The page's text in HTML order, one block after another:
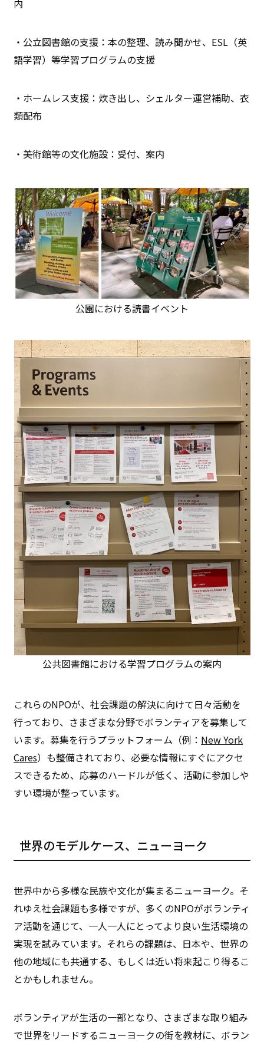
内
・公立図書館の支援：本の整理、読み聞かせ、ESL（英
語学習）等学習プログラムの支援
・ホームレス支援：炊き出し、シェルター運営補助、衣
類配布
・美術館等の文化施設：受付、案内
公園における読書イベント
公共図書館における学習プログラムの案内
これらのNPOが、社会課題の解決に向けて日々活動を
行っており、さまざまな分野でボランティアを募集して
います。募集を行うプラットフォーム（例： New York
Cares）も整備されており、必要な情報にすぐにアクセ
スできるため、応募のハードルが低く、活動に参加しや
すい環境が整っています。
世界のモデルケース、ニューヨーク
世界中から多様な民族や文化が集まるニューヨーク。そ
れゆえ社会課題も多様ですが、多くのNPOがボランティ
ア活動を通じて、一人一人にとってより良い生活環境の
実現を試みています。それらの課題は、日本や、世界の
他の地域にも共通する、もしくは近い将来起こり得るこ
とかもしれません。
ボランティアが生活の一部となり、さまざまな取り組み
で世界をリードするニューヨークの街を教材に、ボラン